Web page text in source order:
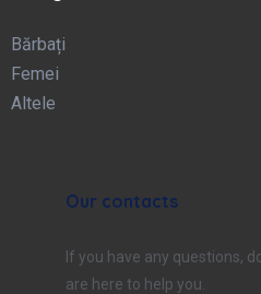
Bărbați
Femei
Altele
Our contacts
If you have any questions,
are here to help you.